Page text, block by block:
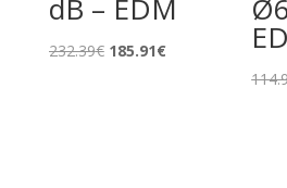
dB – EDM
232.39€ El
185.91€El